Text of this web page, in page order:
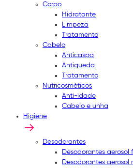
Corpo
Hidratante
Limpeza
Tratamento
Cabelo
Anticaspa
Antiqueda
Tratamento
Nutricosméticos
Anti-idade
Cabelo e unha
Higiene
Desodorantes
Desodorantes aerosol
Desodorantes aerosol